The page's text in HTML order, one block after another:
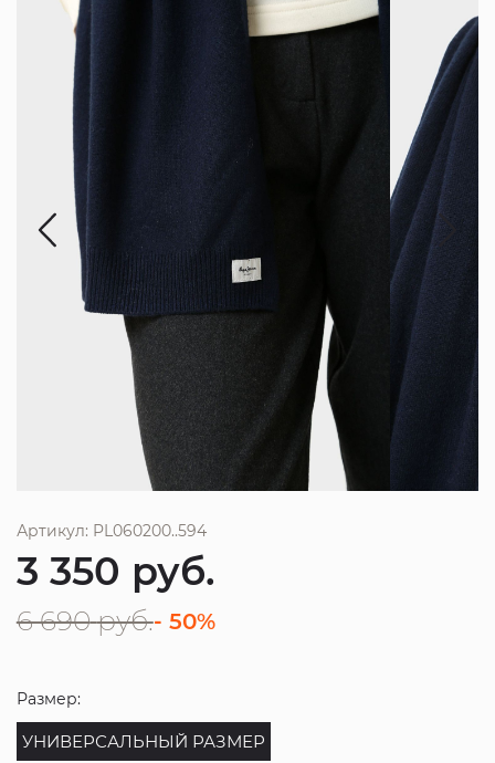
Артикул: PL060200..594
3 350 руб.
6 690 руб.- 50%
Размер:
УНИВЕРСАЛЬНЫЙ РАЗМЕР